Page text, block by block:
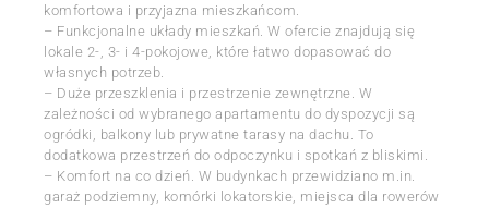
komfortowa i przyjazna mieszkańcom.
– Funkcjonalne układy mieszkań. W ofercie znajdują się
lokale 2-, 3- i 4-pokojowe, które łatwo dopasować do
własnych potrzeb.
– Duże przeszklenia i przestrzenie zewnętrzne. W
zależności od wybranego apartamentu do dyspozycji są
ogródki, balkony lub prywatne tarasy na dachu. To
dodatkowa przestrzeń do odpoczynku i spotkań z bliskimi.
– Komfort na co dzień. W budynkach przewidziano m.in.
garaż podziemny, komórki lokatorskie, miejsca dla rowerów